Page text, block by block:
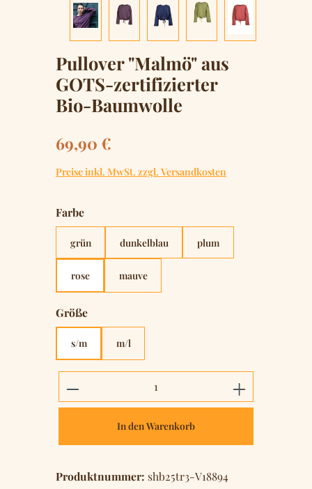
Pullover "Malmö" aus
GOTS-zertifizierter
Bio-Baumwolle
Regulärer Preis:
69,90 €
Preise inkl. MwSt. zzgl. Versandkosten
Farbeauswählen
grün dunkelblau plum
rose mauve
Größeauswählen
s/m m/l
Produkt Anzahl: Gib den
In den Warenkorb
Produktnummer: shb25tr3-V18894